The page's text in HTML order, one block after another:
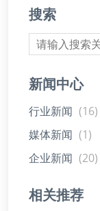
搜索
新闻中心
行业新闻 (16)
媒体新闻 (1)
企业新闻 (20)
相关推荐